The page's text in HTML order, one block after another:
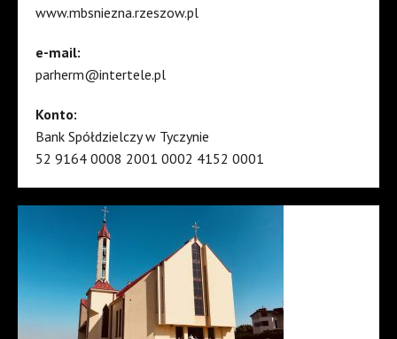
www.mbsniezna.rzeszow.pl
e-mail:
parherm@intertele.pl
Konto:
Bank Spółdzielczy w Tyczynie
52 9164 0008 2001 0002 4152 0001